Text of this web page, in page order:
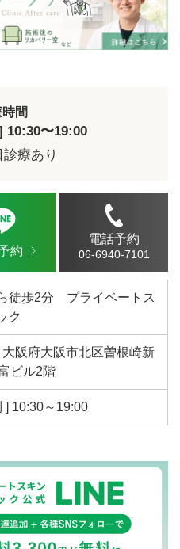
間
10:30〜19:00
診療あり
約
電話予約
06-6940-7101
徒歩2分 プライベートス
ク
阪府大阪市北区曽根崎新
ビル2階
] 10:30～19:00